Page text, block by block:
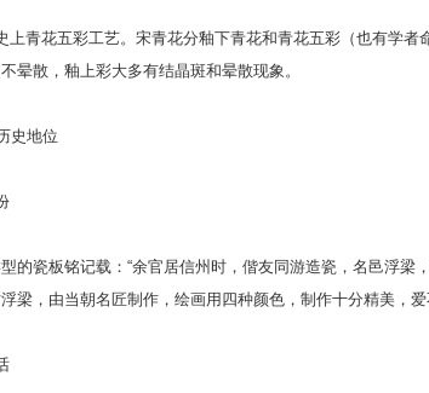
上青花五彩工艺。宋青花分釉下青花和青花五彩（也有学
晕散，釉上彩大多有结晶斑和晕散现象。
史地位
的瓷板铭记载：“余官居信州时，偕友同游造瓷，名邑浮
梁，由当朝名匠制作，绘画用四种颜色，制作十分精美，